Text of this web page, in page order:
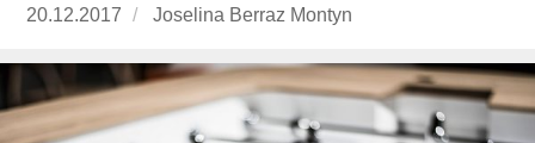
Publicado
20.12.2017
https://www.experimenta.es/author/joselina-
montyn/
Joselina Berraz Montyn